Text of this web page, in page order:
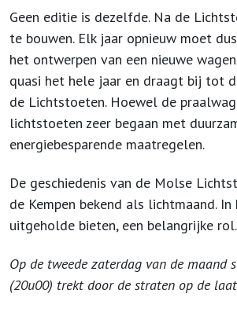
Geen editie is dezelfde. Na de
te bouwen. Elk jaar opnieuw moet
het ontwerpen van een nieuwe
quasi het hele jaar en draagt bij tot
de Lichtstoeten. Hoewel de
lichtstoeten zeer begaan met
energiebesparende maatregelen.
De geschiedenis van de Molse
de Kempen bekend als lichtmaand.
uitgeholde bieten, een belangrijke
Op de tweede zaterdag van de
(20u00) trekt door de straten op de